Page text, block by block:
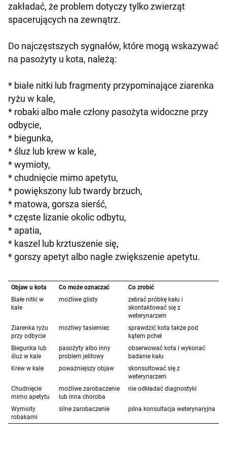
zakładać, że problem dotyczy tylko zwierząt
spacerujących na zewnątrz.
Do najczęstszych sygnałów, które mogą wskazywać
na pasożyty u kota, należą:
* białe nitki lub fragmenty przypominające ziarenka
ryżu w kale,
* robaki albo małe człony pasożyta widoczne przy
odbycie,
* biegunka,
* śluz lub krew w kale,
* wymioty,
* chudnięcie mimo apetytu,
* powiększony lub twardy brzuch,
* matowa, gorsza sierść,
* częste lizanie okolic odbytu,
* apatia,
* kaszel lub krztuszenie się,
* gorszy apetyt albo nagłe zwiększenie apetytu.
Objaw u kota Co może oznaczać
Co zrobić
Białe nitki w
kale
możliwe glisty
zebrać próbkę kału i
skontaktować się z
weterynarzem
Ziarenka ryżu
przy odbycie
możliwy tasiemiec
sprawdzić kota także pod
kątem pcheł
Biegunka lub
śluz w kale
pasożyty albo inny
problem jelitowy
obserwować kota i wykonać
badanie kału
Krew w kale
poważniejszy objaw
skonsultować się z
weterynarzem
Chudnięcie
mimo apetytu
możliwe zarobaczenie
lub inna choroba
nie odkładać diagnostyki
Wymioty
robakami
silne zarobaczenie pilna konsultacja weterynaryjna